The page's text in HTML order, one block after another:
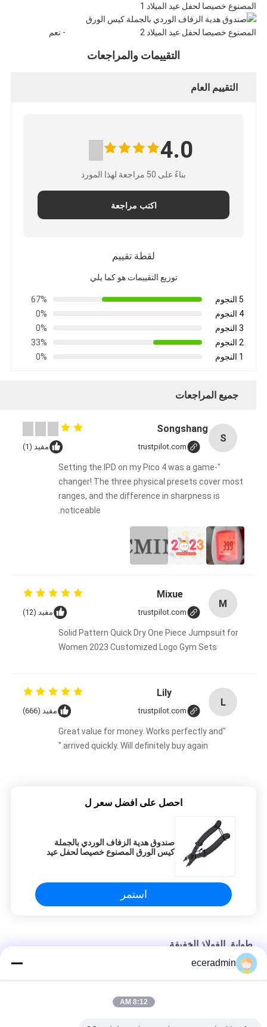
- نعم
التقييمات والمراجعات
التقييم العام
4.0
بناءً على 50 مراجعة لهذا المورد
اكتب مراجعة
لقطة تقييم
توزيع التقييمات هو كما يلي
5 النجوم
67%
4 النجوم
0%
3 النجوم
0%
2 النجوم
33%
1 النجوم
0%
جميع المراجعات
S
Songshang
trustpilot.com مفيد (1)
"Setting the IPD on my Pico 4 was a game-
changer! The three physical presets cover most
ranges, and the difference in sharpness is
noticeable.
M
Mixue
trustpilot.com مفيد (12)
Solid Pattern Quick Dry One Piece Jumpsuit for
Women 2023 Customized Logo Gym Sets
L
Lily
trustpilot.com مفيد (666)
"Great value for money. Works perfectly and
arrived quickly. Will definitely buy again."
احصل على افضل سعر ل
صندوق هدية الزفاف الوردي بالجملة
كيس الورق المصنوع خصيصا لحفل عيد
استمر
طوابق الفولاذ الخفيفة
تخصيص مجوهرات صغيرة ورق التعبئة والتغليف صندوق هدايا الفتيات
eceradmin
8:12 AM